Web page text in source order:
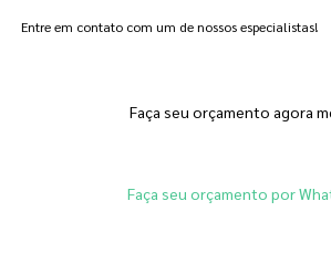
Entre em contato com um de nossos especialistas!
Faça seu orçamento agora
Faça seu orçamento por